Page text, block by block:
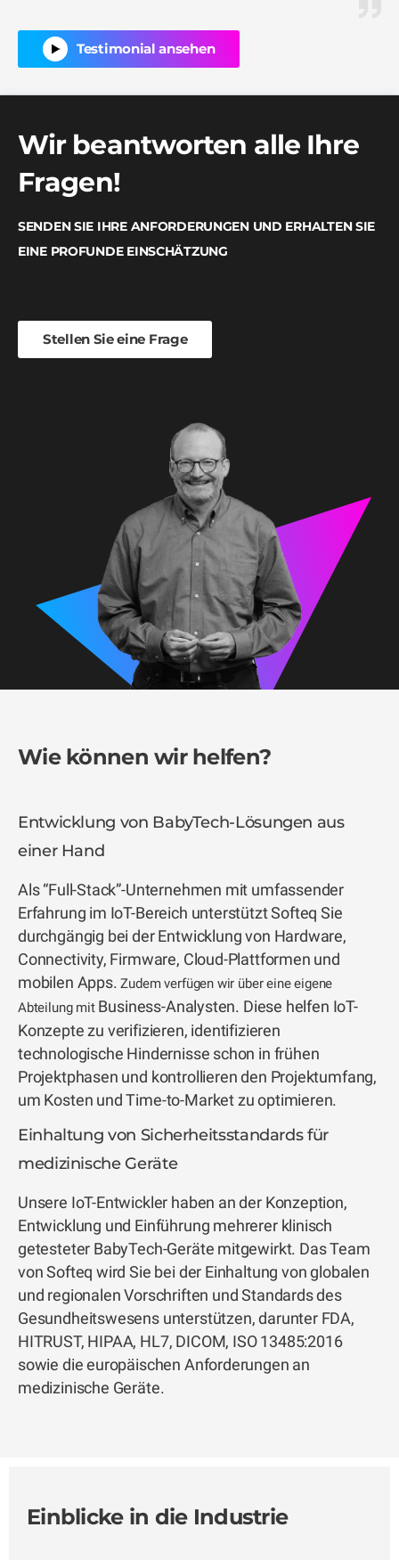
Testimonial ansehen
Wir beantworten alle Ihre
Fragen!
SENDEN SIE IHRE ANFORDERUNGEN UND ERHALTEN SIE
EINE PROFUNDE EINSCHÄTZUNG
Stellen Sie eine Frage
Wie können wir helfen?
Entwicklung von BabyTech-Lösungen aus
einer Hand
Als “Full-Stack”-Unternehmen mit umfassender
Erfahrung im IoT-Bereich unterstützt Softeq Sie
durchgängig bei der Entwicklung von Hardware,
Connectivity, Firmware, Cloud-Plattformen und
mobilen Apps. Zudem verfügen wir über eine eigene
Abteilung mit Business-Analysten. Diese helfen IoT-
Konzepte zu verifizieren, identifizieren
technologische Hindernisse schon in frühen
Projektphasen und kontrollieren den Projektumfang,
um Kosten und Time-to-Market zu optimieren.
Einhaltung von Sicherheitsstandards für
medizinische Geräte
Unsere IoT-Entwickler haben an der Konzeption,
Entwicklung und Einführung mehrerer klinisch
getesteter BabyTech-Geräte mitgewirkt. Das Team
von Softeq wird Sie bei der Einhaltung von globalen
und regionalen Vorschriften und Standards des
Gesundheitswesens unterstützen, darunter FDA,
HITRUST, HIPAA, HL7, DICOM, ISO 13485:2016
sowie die europäischen Anforderungen an
medizinische Geräte.
Einblicke in die Industrie